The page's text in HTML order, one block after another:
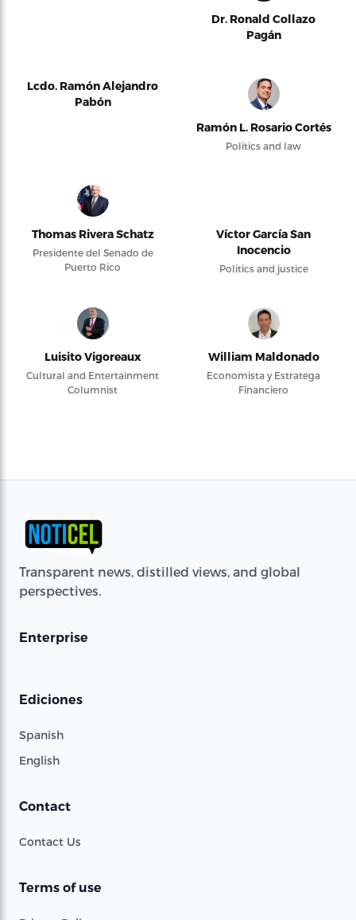
Dr. Ronald Collazo
Pagán
Lcdo. Ramón Alejandro
Pabón
Ramón L. Rosario Cortés
Politics and law
Thomas Rivera Schatz
Presidente del Senado de
Puerto Rico
Víctor García San
Inocencio
Politics and justice
Luisito Vigoreaux
Cultural and Entertainment
Columnist
William Maldonado
Economista y Estratega
Financiero
Transparent news, distilled views, and global
perspectives.
Enterprise
Ediciones
Spanish
English
Contact
Contact Us
Terms of use